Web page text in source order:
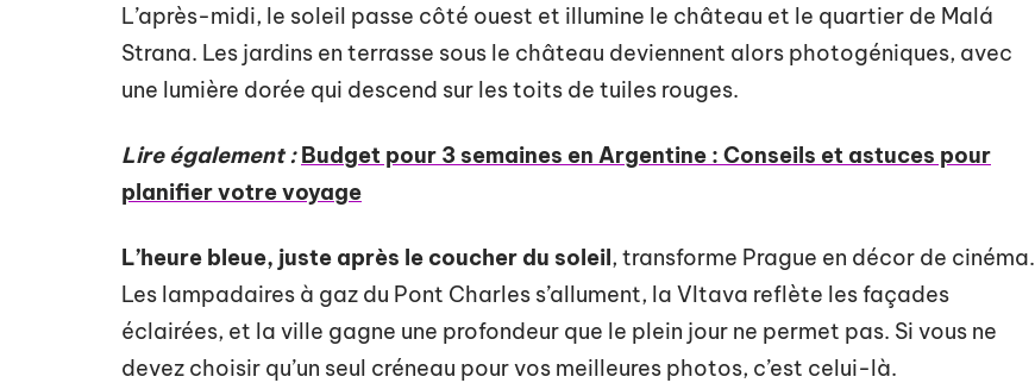
L’après-midi, le soleil passe côté ouest et illumine le château et le quartier de Malá
Strana. Les jardins en terrasse sous le château deviennent alors photogéniques, avec
une lumière dorée qui descend sur les toits de tuiles rouges.
Lire également : Budget pour 3 semaines en Argentine : Conseils et astuces pour
planifier votre voyage
L’heure bleue, juste après le coucher du soleil, transforme Prague en décor de cinéma.
Les lampadaires à gaz du Pont Charles s’allument, la Vltava reflète les façades
éclairées, et la ville gagne une profondeur que le plein jour ne permet pas. Si vous ne
devez choisir qu’un seul créneau pour vos meilleures photos, c’est celui-là.